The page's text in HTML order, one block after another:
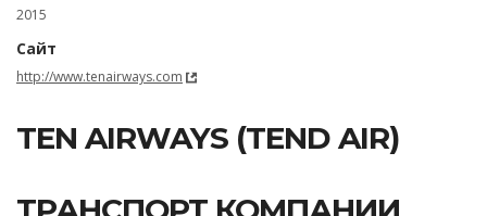
2015
Сайт
http://www.tenairways.com
TEN AIRWAYS (TEND AIR)